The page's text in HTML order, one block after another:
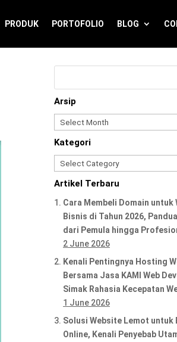
PRODUK PORTOFOLIO BLOG
Arsip
Arsip
Kategori
Kategori
Artikel Terbaru
Cara Membeli Domain untuk
Bisnis di Tahun 2026,
dari Pemula hingga
2 June 2026
Kenali Pentingnya Hosting
Bersama Jasa KAMI Web
Simak Rahasia Kecepatan
1 June 2026
Solusi Website Lemot untuk
Online, Kenali Penyebab